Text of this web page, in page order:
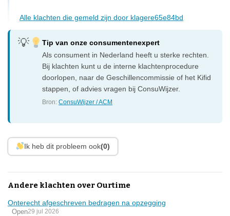
Alle klachten die gemeld zijn door klagere65e84bd
Tip van onze consumentenexpert
Als consument in Nederland heeft u sterke rechten.
Bij klachten kunt u de interne klachtenprocedure
doorlopen, naar de Geschillencommissie of het Kifid
stappen, of advies vragen bij ConsuWijzer.
Bron:ConsuWijzer / ACM
Ik heb dit probleem ook(0)
Andere klachten over Ourtime
Onterecht afgeschreven bedragen na opzegging
Open29 jul 2026